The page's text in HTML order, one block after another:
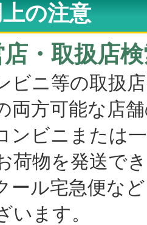
の注意
店・取扱店
ニ等の取扱
両方可能な店
ニまたは一
荷物を発送で
宅急便など
います。